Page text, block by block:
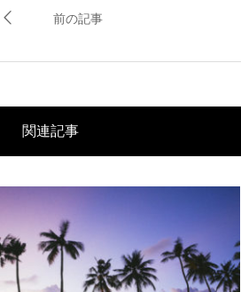
前の記事
関連記事